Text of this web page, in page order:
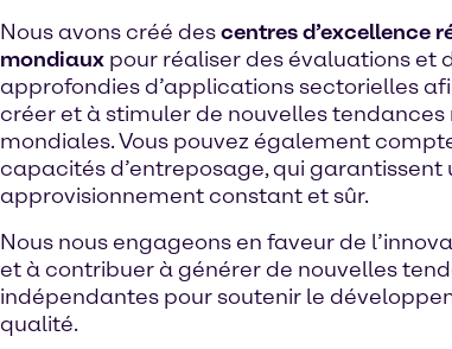
Nous avons créé descentres d’excellence
mondiaux pour réaliser des évaluations et
approfondies d’applications sectorielles
créer et à stimuler de nouvelles tendances
mondiales. Vous pouvez également
capacités d’entreposage, qui garantissent
approvisionnement constant et sûr.
Nous nous engageons en faveur de
et à contribuer à générer de nouvelles
indépendantes pour soutenir le
qualité.